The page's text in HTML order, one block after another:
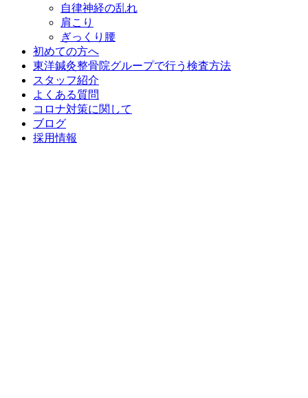
自律神経の乱れ
肩こり
ぎっくり腰
初めての方へ
東洋鍼灸整骨院グループで行う検査方法
スタッフ紹介
よくある質問
コロナ対策に関して
ブログ
採用情報